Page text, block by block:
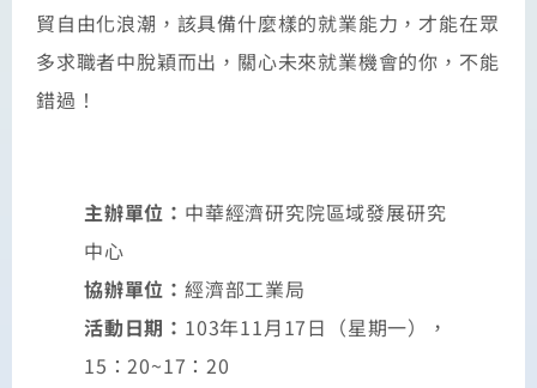
貿自由化浪潮，該具備什麼樣的就業能力，才能在眾
多求職者中脫穎而出，關心未來就業機會的你，不能
錯過！
主辦單位： 中華經濟研究院區域發展研究
中心
協辦單位： 經濟部工業局
活動日期： 103年11月17日（星期一），
15：20~17：20